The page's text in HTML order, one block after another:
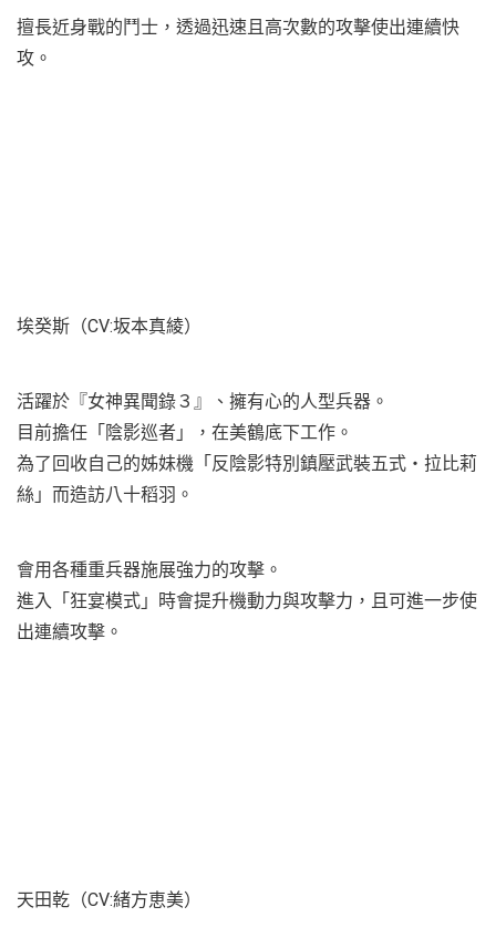
擅長近身戰的鬥士，透過迅速且高次數的攻擊使出連續快
攻。
埃癸斯（CV:坂本真綾）
活躍於『女神異聞錄３』、擁有心的人型兵器。
目前擔任「陰影巡者」，在美鶴底下工作。
為了回收自己的姊妹機「反陰影特別鎮壓武裝五式・拉比莉
絲」而造訪八十稻羽。
會用各種重兵器施展強力的攻擊。
進入「狂宴模式」時會提升機動力與攻擊力，且可進一步使
出連續攻擊。
天田乾（CV:緒方恵美）